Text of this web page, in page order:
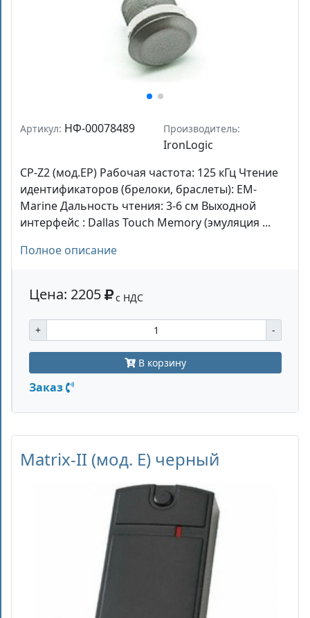
Артикул: НФ-00078489 Производитель:
IronLogic
CP-Z2 (мод.EP) Рабочая частота: 125 кГц Чтение
идентификаторов (брелоки, браслеты): EM-
Marine Дальность чтения: 3-6 см Выходной
интерфейс : Dallas Touch Memory (эмуляция ...
Полное описание
Цена: 2205 с НДС
+ -
В корзину
Заказ
Matrix-II (мод. E) черный